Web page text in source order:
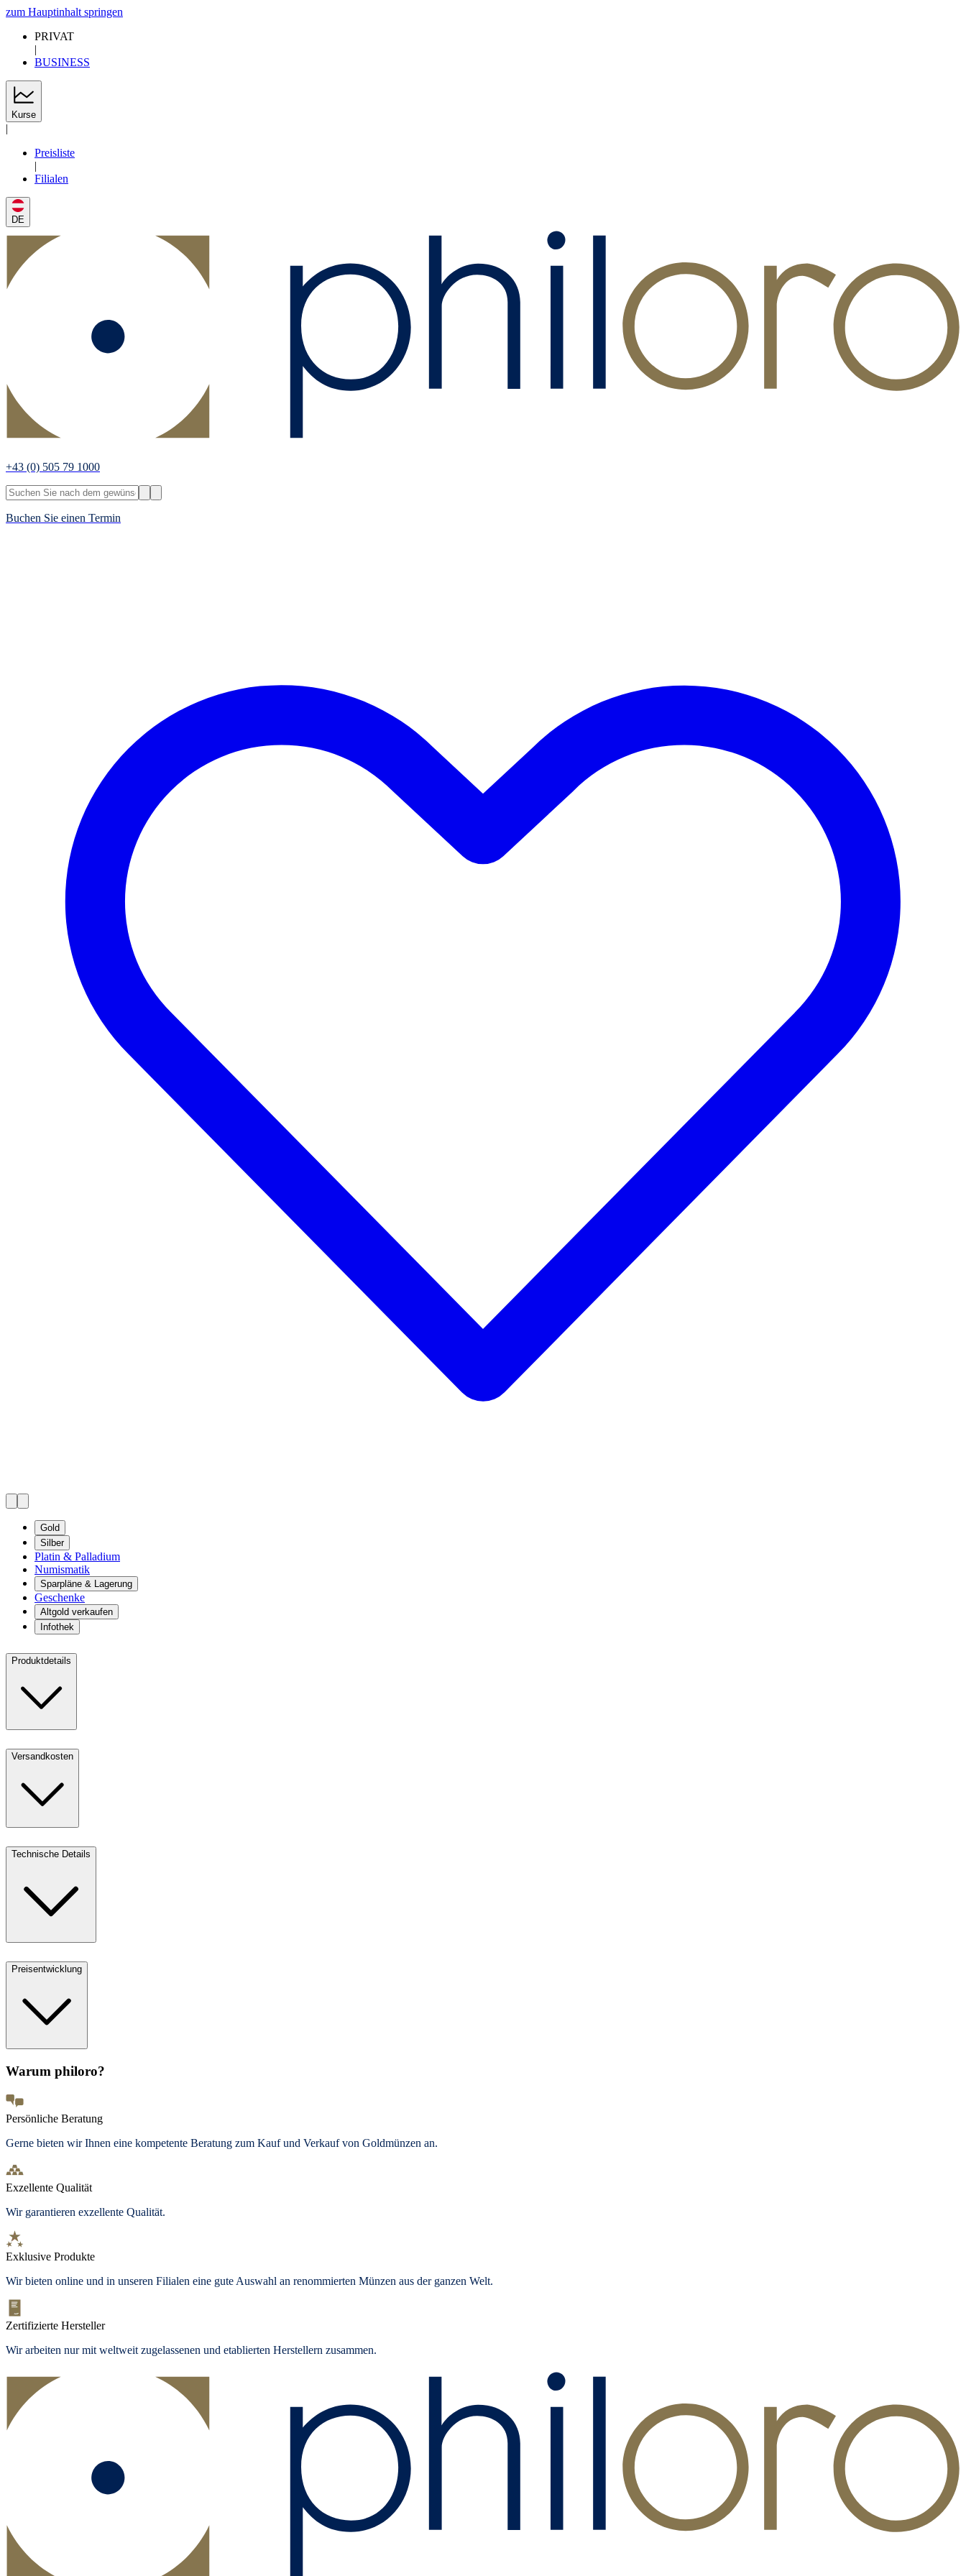
zum Hauptinhalt springen
PRIVAT
|
BUSINESS
Kurse
|
Preisliste
|
Filialen
DE
+43 (0) 505 79 1000
Buchen Sie einen Termin
Gold
Silber
Platin & Palladium
Numismatik
Sparpläne & Lagerung
Geschenke
Altgold verkaufen
Infothek
Produktdetails
Versandkosten
Technische Details
Preisentwicklung
Warum philoro?
Persönliche Beratung
Gerne bieten wir Ihnen eine kompetente Beratung zum Kauf und Verkauf von Goldmünzen an.
Exzellente Qualität
Wir garantieren exzellente Qualität.
Exklusive Produkte
Wir bieten online und in unseren Filialen eine gute Auswahl an renommierten Münzen aus der ganzen Welt.
Zertifizierte Hersteller
Wir arbeiten nur mit weltweit zugelassenen und etablierten Herstellern zusammen.